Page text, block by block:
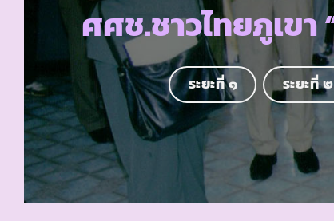
ศศช.ชาวไทยภูเขา
ระยะที่ ๑ ระยะที่ ๒